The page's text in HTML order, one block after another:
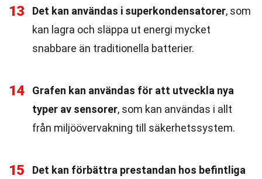
13 Det kan användas i superkondensatorer, som
kan lagra och släppa ut energi mycket
snabbare än traditionella batterier.
14
Grafen kan användas för att utveckla nya
typer av sensorer, som kan användas i allt
från miljöövervakning till säkerhetssystem.
15
Det kan förbättra prestandan hos befintliga